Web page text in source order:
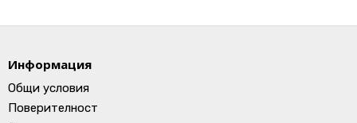
Информация
Общи условия
Поверителност